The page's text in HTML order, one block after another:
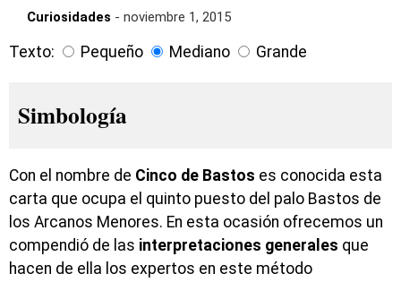
Curiosidades - noviembre 1, 2015
Texto: Pequeño Mediano Grande
Simbología
Con el nombre de Cinco de Bastos es conocida esta
carta que ocupa el quinto puesto del palo Bastos de
los Arcanos Menores. En esta ocasión ofrecemos un
compendió de las interpretaciones generales que
hacen de ella los expertos en este método